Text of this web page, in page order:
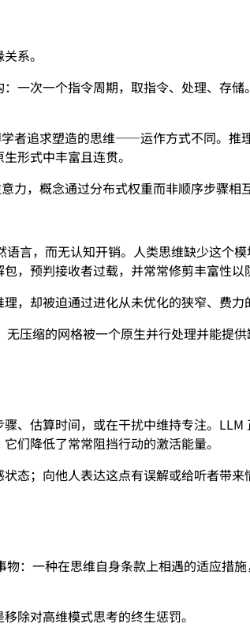
系。
次一个指令周期，取指令、处理、存储
者追求塑造的思维——运作方式不同。推
形式中丰富且连贯。
，概念通过分布式权重而非顺序步骤相
言，而无认知开销。人类思维缺少这个
预判接收者过载，并常常修剪丰富性以
却被迫通过进化从未优化的狭窄、费力
压缩的网格被一个原生并行处理并能提
估算时间，或在干扰中维持专注。LLM
们降低了常常阻挡行动的激活能量。
态；向他人表达这点有误解或给听者带
一种在思维自身条款上相遇的适应措施
除对高维模式思考的终生惩罚。